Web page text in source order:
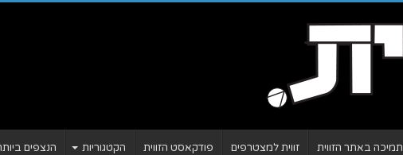
תמיכה באתר הזווית זווית למצטרפים פודקאסט הזווית הקטגוריות הנצפים